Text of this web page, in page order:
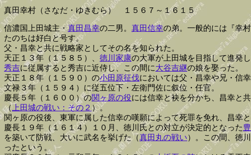
真田幸村（さなだ・ゆきむら） １５６７～１６１５
信濃国上田城主・真田昌幸の二男。 真田信幸の弟。一般的には『幸
たのちは好白と号す。
父・昌幸と共に戦略家としてその名を知られた。
天正１３年（１５８５）、 徳川家康の大軍が上田城を目指して進発
秀吉に従属すると秀吉に近侍し、この間に大谷吉継の娘を娶った。
天正１８年（１５９０）の小田原征伐においては父・昌幸や兄・信
文禄３年（１５９４）に従五位下・左衛門佐に叙位・任官。
慶長５年（１６００）の関ヶ原の役には信幸と袂を分かち、昌幸と
（ 上田城の戦い：その２ ）。
関ヶ原の役後、東軍に属した信幸の嘆願によって死罪を免れ、昌幸
慶長１９年（１６１４）１０月、徳川氏との対立が決定的となった
を築いて防戦、大いに武名を挙げた（真田丸の戦い）。この間、徳
ったという。